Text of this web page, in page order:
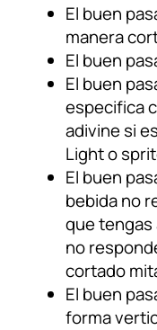
El buen
manera
El buen
El buen
especifica
adivine si
Light o
El buen
bebida no
que tengas
no
cortado
El buen
forma